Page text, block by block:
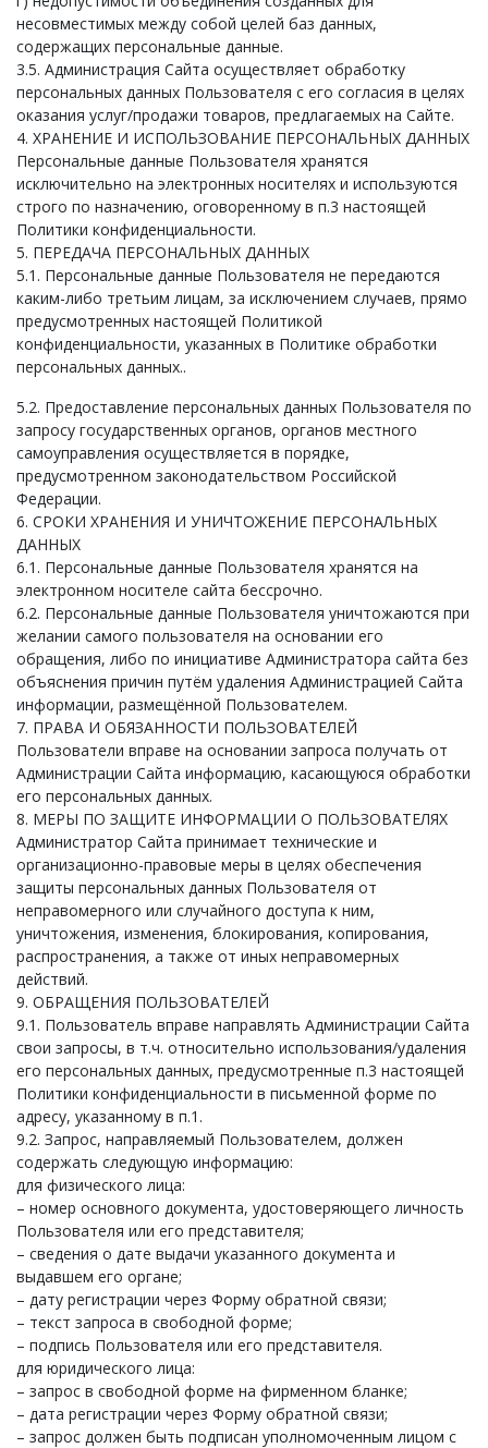
несовместимых между собой целей баз данных,
содержащих персональные данные.
3.5. Администрация Сайта осуществляет обработку
персональных данных Пользователя с его согласия в целях
оказания услуг/продажи товаров, предлагаемых на Сайте.
4. ХРАНЕНИЕ И ИСПОЛЬЗОВАНИЕ ПЕРСОНАЛЬНЫХ ДАННЫХ
Персональные данные Пользователя хранятся
исключительно на электронных носителях и используются
строго по назначению, оговоренному в п.3 настоящей
Политики конфиденциальности.
5. ПЕРЕДАЧА ПЕРСОНАЛЬНЫХ ДАННЫХ
5.1. Персональные данные Пользователя не передаются
каким-либо третьим лицам, за исключением случаев, прямо
предусмотренных настоящей Политикой
конфиденциальности, указанных в Политике обработки
персональных данных..
5.2. Предоставление персональных данных Пользователя по
запросу государственных органов, органов местного
самоуправления осуществляется в порядке,
предусмотренном законодательством Российской
Федерации.
6. СРОКИ ХРАНЕНИЯ И УНИЧТОЖЕНИЕ ПЕРСОНАЛЬНЫХ
ДАННЫХ
6.1. Персональные данные Пользователя хранятся на
электронном носителе сайта бессрочно.
6.2. Персональные данные Пользователя уничтожаются при
желании самого пользователя на основании его
обращения, либо по инициативе Администратора сайта без
объяснения причин путём удаления Администрацией Сайта
информации, размещённой Пользователем.
7. ПРАВА И ОБЯЗАННОСТИ ПОЛЬЗОВАТЕЛЕЙ
Пользователи вправе на основании запроса получать от
Администрации Сайта информацию, касающуюся обработки
его персональных данных.
8. МЕРЫ ПО ЗАЩИТЕ ИНФОРМАЦИИ О ПОЛЬЗОВАТЕЛЯХ
Администратор Сайта принимает технические и
организационно-правовые меры в целях обеспечения
защиты персональных данных Пользователя от
неправомерного или случайного доступа к ним,
уничтожения, изменения, блокирования, копирования,
распространения, а также от иных неправомерных
действий.
9. ОБРАЩЕНИЯ ПОЛЬЗОВАТЕЛЕЙ
9.1. Пользователь вправе направлять Администрации Сайта
свои запросы, в т.ч. относительно использования/удаления
его персональных данных, предусмотренные п.3 настоящей
Политики конфиденциальности в письменной форме по
адресу, указанному в п.1.
9.2. Запрос, направляемый Пользователем, должен
содержать следующую информацию:
для физического лица:
– номер основного документа, удостоверяющего личность
Пользователя или его представителя;
– сведения о дате выдачи указанного документа и
выдавшем его органе;
– дату регистрации через Форму обратной связи;
– текст запроса в свободной форме;
– подпись Пользователя или его представителя.
для юридического лица:
– запрос в свободной форме на фирменном бланке;
– дата регистрации через Форму обратной связи;
– запрос должен быть подписан уполномоченным лицом с